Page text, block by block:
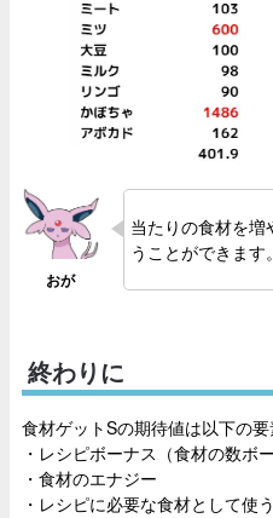
当たりの食材を増
うことができます。
終わりに
食材ゲットSの期待値は以下の要
・レシピボーナス（食材の数ボ
・食材のエナジー
・レシピに必要な食材として使